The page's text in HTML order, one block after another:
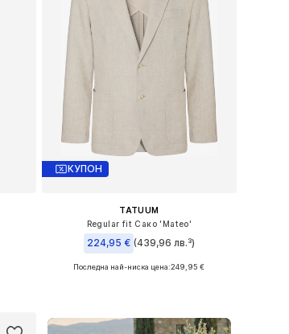
КУПОН
TATUUM
Regular fit Сако 'Mateo'
224,95 € (439,96 лв.³)
Последна най-ниска цена:249,95 €